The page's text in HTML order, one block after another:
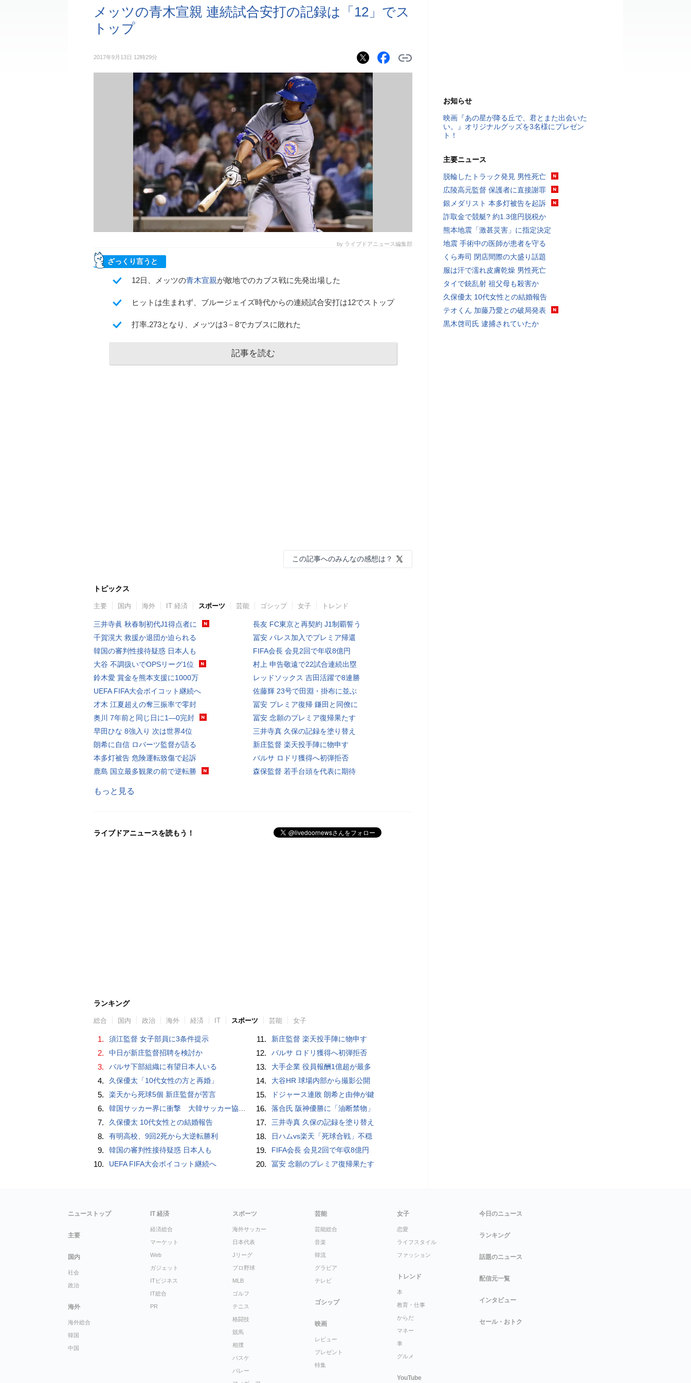
メッツの青木宣親 連続試合安打の記録は「12」でス
トップ
2017年9月13日 12時29分
by ライブドアニュース編集部
ざっくり言うと
12日、メッツの青木宣親が敵地でのカブス戦に先発出場した
ヒットは生まれず、ブルージェイズ時代からの連続試合安打は12でストップ
打率.273となり、メッツは3－8でカブスに敗れた
記事を読む
この記事へのみんなの感想は？
トピックス
主要 国内 海外 IT 経済 スポーツ 芸能 ゴシップ 女子 トレンド
三井寺眞 秋春制初代J1得点者に
千賀滉大 救援か退団か迫られる
韓国の審判性接待疑惑 日本人も
大谷 不調扱いでOPSリーグ1位
鈴木愛 賞金を熊本支援に1000万
UEFA FIFA大会ボイコット継続へ
才木 江夏超えの奪三振率で零封
奥川 7年前と同じ日に1―0完封
早田ひな 8強入り 次は世界4位
朗希に自信 ロバーツ監督が語る
本多灯被告 危険運転致傷で起訴
鹿島 国立最多観衆の前で逆転勝
長友 FC東京と再契約 J1制覇誓う
冨安 パレス加入でプレミア帰還
FIFA会長 会見2回で年収8億円
村上 申告敬遠で22試合連続出塁
レッドソックス 吉田活躍で8連勝
佐藤輝 23号で田淵・掛布に並ぶ
冨安 プレミア復帰 鎌田と同僚に
冨安 念願のプレミア復帰果たす
三井寺真 久保の記録を塗り替え
新庄監督 楽天投手陣に物申す
バルサ ロドリ獲得へ初弾拒否
森保監督 若手台頭を代表に期待
もっと見る
ライブドアニュースを読もう！
ランキング
総合 国内 政治 海外 経済 IT スポーツ 芸能 女子
1. 須江監督 女子部員に3条件提示
2. 中日が新庄監督招聘を検討か
3. バルサ下部組織に有望日本人いる
4. 久保優太「10代女性の方と再婚」
5. 楽天から死球5個 新庄監督が苦言
6. 韓国サッカー界に衝撃 大韓サッカー協会に外国人審判への“性的接待”疑惑 韓国メディアが報道
7. 久保優太 10代女性との結婚報告
8. 有明高校、9回2死から大逆転勝利
9. 韓国の審判性接待疑惑 日本人も
10. UEFA FIFA大会ボイコット継続へ
11. 新庄監督 楽天投手陣に物申す
12. バルサ ロドリ獲得へ初弾拒否
13. 大手企業 役員報酬1億超が最多
14. 大谷HR 球場内部から撮影公開
15. ドジャース連敗 朗希と由伸が鍵
16. 落合氏 阪神優勝に「油断禁物」
17. 三井寺真 久保の記録を塗り替え
18. 日ハムvs楽天「死球合戦」不穏
19. FIFA会長 会見2回で年収8億円
20. 冨安 念願のプレミア復帰果たす
お知らせ
映画『あの星が降る丘で、君とまた出会いた
い。』オリジナルグッズを3名様にプレゼン
ト！
主要ニュース
脱輪したトラック発見 男性死亡
広陵高元監督 保護者に直接謝罪
銀メダリスト 本多灯被告を起訴
詐取金で競艇? 約1.3億円脱税か
熊本地震「激甚災害」に指定決定
地震 手術中の医師が患者を守る
くら寿司 閉店間際の大盛り話題
服は汗で濡れ皮膚乾燥 男性死亡
タイで銃乱射 祖父母も殺害か
久保優太 10代女性との結婚報告
テオくん 加藤乃愛との破局発表
黒木啓司氏 逮捕されていたか
ニューストップ
主要
国内
社会
政治
海外
海外総合
韓国
中国
IT 経済
経済総合
マーケット
Web
ガジェット
ITビジネス
IT総合
PR
スポーツ
海外サッカー
日本代表
Jリーグ
プロ野球
MLB
ゴルフ
テニス
格闘技
競馬
相撲
バスケ
バレー
芸能
芸能総合
音楽
韓流
グラビア
テレビ
ゴシップ
映画
レビュー
プレゼント
特集
女子
恋愛
ライフスタイル
ファッション
トレンド
本
教育・仕事
からだ
マネー
車
グルメ
YouTube
今日のニュース
ランキング
話題のニュース
配信元一覧
インタビュー
セール・おトク